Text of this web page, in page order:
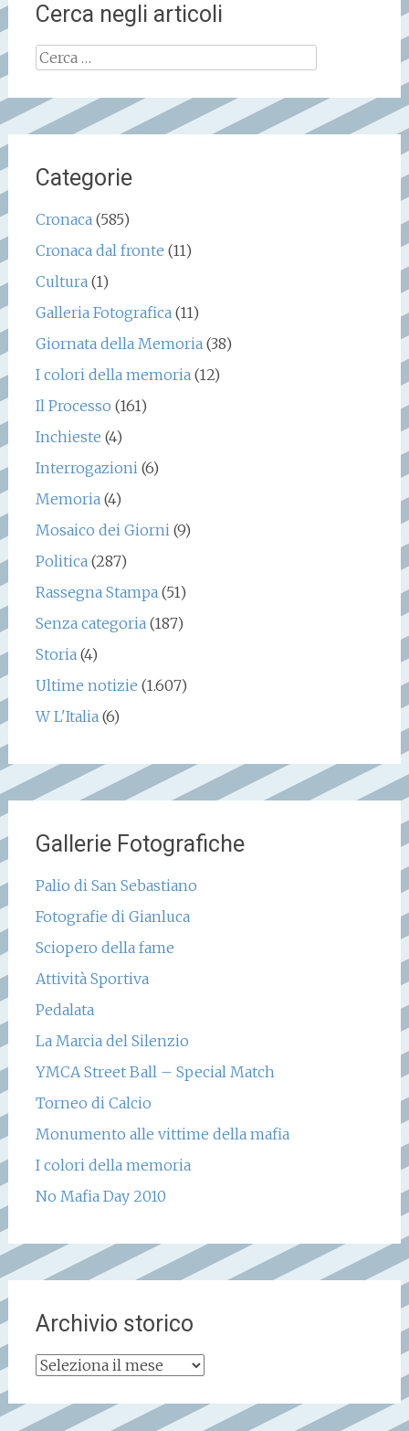
Cerca negli articoli
Ricerca
Categorie
Cronaca(585)
Cronaca dal fronte (11)
Cultura(1)
Galleria Fotografica(11)
Giornata della Memoria(38)
I colori della memoria(12)
Il Processo (161)
Inchieste (4)
Interrogazioni(6)
Memoria(4)
Mosaico dei Giorni(9)
Politica(287)
Rassegna Stampa(51)
Senza categoria(187)
Storia(4)
Ultime notizie (1.607)
W L'Italia(6)
Gallerie Fotografiche
Palio di San Sebastiano
Fotografie di Gianluca
Sciopero della fame
Attività Sportiva
Pedalata
La Marcia del Silenzio
YMCA Street Ball – Special Match
Torneo di Calcio
Monumento alle vittime della mafia
I colori della memoria
No Mafia Day 2010
Archivio storico
Archivio